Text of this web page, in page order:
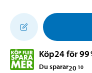
Köp24 för 99
Du sparar20 10